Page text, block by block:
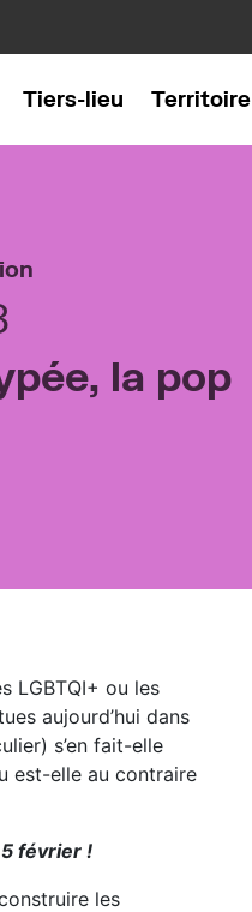
Tiers-lieu Territoire
la pop
LGBTQI+ ou les
aujourd’hui dans
s’en fait-elle
est-elle au contraire
février !
les